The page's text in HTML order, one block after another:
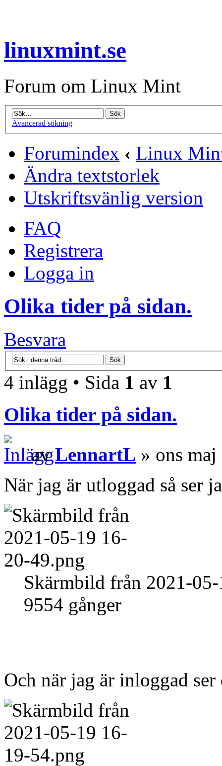
linuxmint.se
Forum om Linux Mint
Avancerad sökning
Forumindex ‹ Linux
Ändra textstorlek
Utskriftsvänlig version
FAQ
Registrera
Logga in
Olika tider på sidan.
Besvara
4 inlägg • Sida 1 av 1
Olika tider på sidan.
avLennartL » ons
När jag är utloggad så ser
Skärmbild från 2021-
9554 gånger
Och när jag är inloggad ser